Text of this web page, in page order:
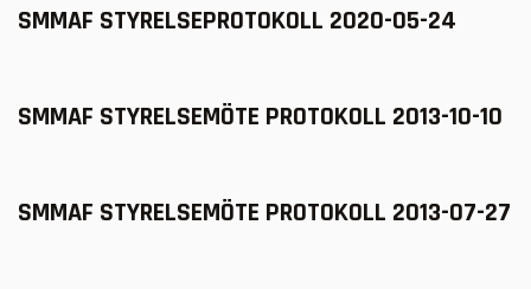
SMMAF STYRELSEPROTOKOLL 2020-05-24
SMMAF STYRELSEMÖTE PROTOKOLL 2013-10-10
SMMAF STYRELSEMÖTE PROTOKOLL 2013-07-27